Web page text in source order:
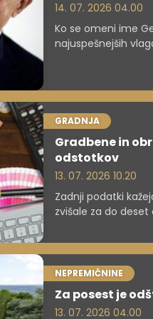
14. 07. 2026 04.00
Ko se omeni ime
najuspešnejših
pozornosti zaradi
nepremičnin na
GRADNJA
Gradbene in
odstotkov
13. 07. 2026 10.20
Zadnji podatki
zvišale za do deset
skokov.
NEPREMIČNINE
Za posest je
13. 07. 2026 04.00